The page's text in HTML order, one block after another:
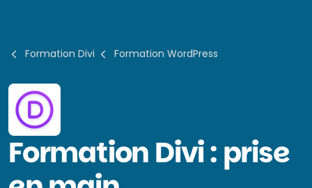
Formation Divi Formation WordPress
FormationDivi : prise